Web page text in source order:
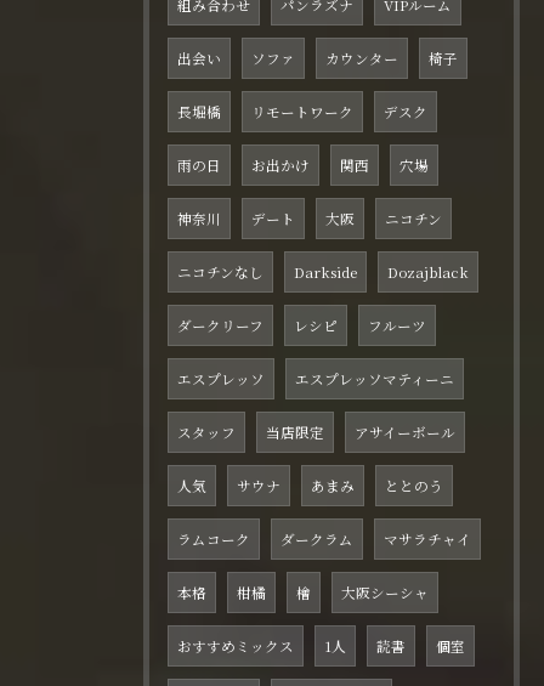
組み合わせ パンラズナ VIPルーム
出会い ソファ カウンター 椅子
長堀橋 リモートワーク デスク
雨の日 お出かけ 関西 穴場
神奈川 デート 大阪 ニコチン
ニコチンなし Darkside Dozajblack
ダークリーフ レシピ フルーツ
エスプレッソ エスプレッソマティーニ
スタッフ 当店限定 アサイーボール
人気 サウナ あまみ ととのう
ラムコーク ダークラム マサラチャイ
本格 柑橘 檜 大阪シーシャ
おすすめミックス 1人 読書 個室